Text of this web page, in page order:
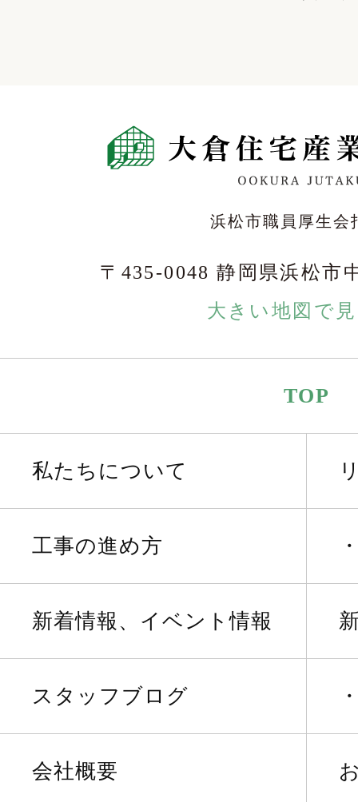
浜松市職員厚生会
〒435-0048 静岡県浜松市
大きい地図で
TOP
私たちについて
工事の進め方
新着情報、イベント情報
スタッフブログ
会社概要